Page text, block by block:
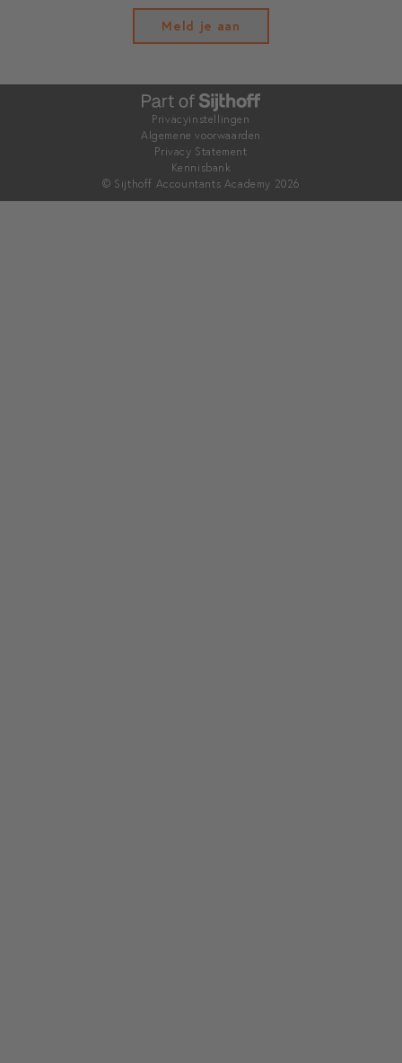
Meld je aan
Privacyinstellingen
Algemene voorwaarden
Privacy Statement
Kennisbank
© Sijthoff Accountants Academy 2026